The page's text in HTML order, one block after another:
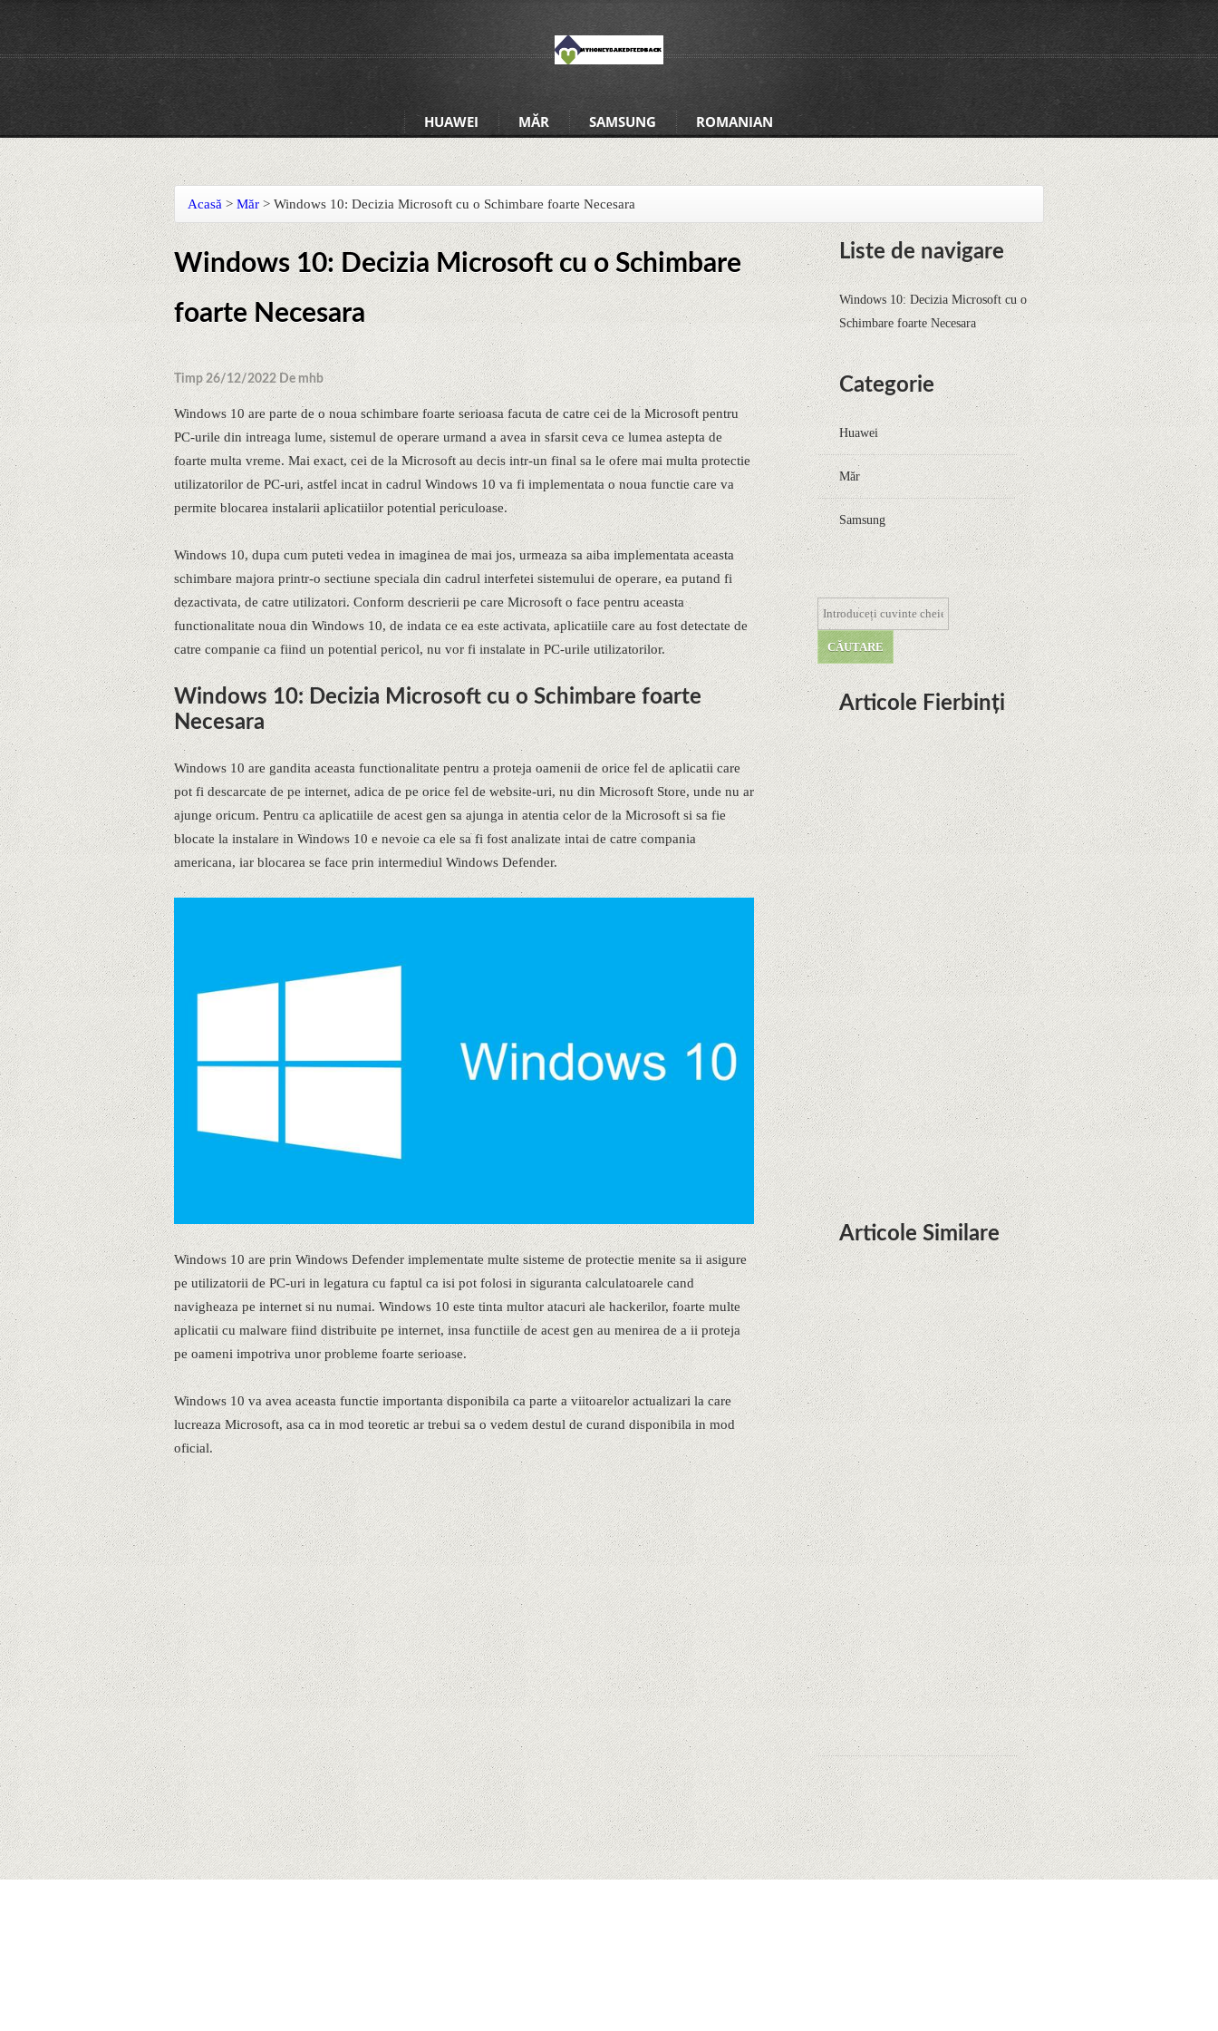
HUAWEI MĂR SAMSUNG ROMANIAN
Acasă > Măr > Windows 10: Decizia Microsoft cu o Schimbare foarte Necesara
Windows 10: Decizia Microsoft cu o Schimbare
foarte Necesara
Timp 26/12/2022 De mhb
Windows 10 are parte de o noua schimbare foarte serioasa facuta de catre cei de la Microsoft pentru
PC-urile din intreaga lume, sistemul de operare urmand a avea in sfarsit ceva ce lumea astepta de
foarte multa vreme. Mai exact, cei de la Microsoft au decis intr-un final sa le ofere mai multa protectie
utilizatorilor de PC-uri, astfel incat in cadrul Windows 10 va fi implementata o noua functie care va
permite blocarea instalarii aplicatiilor potential periculoase.
Windows 10, dupa cum puteti vedea in imaginea de mai jos, urmeaza sa aiba implementata aceasta
schimbare majora printr-o sectiune speciala din cadrul interfetei sistemului de operare, ea putand fi
dezactivata, de catre utilizatori. Conform descrierii pe care Microsoft o face pentru aceasta
functionalitate noua din Windows 10, de indata ce ea este activata, aplicatiile care au fost detectate de
catre companie ca fiind un potential pericol, nu vor fi instalate in PC-urile utilizatorilor.
Windows 10: Decizia Microsoft cu o Schimbare foarte
Necesara
Windows 10 are gandita aceasta functionalitate pentru a proteja oamenii de orice fel de aplicatii care
pot fi descarcate de pe internet, adica de pe orice fel de website-uri, nu din Microsoft Store, unde nu ar
ajunge oricum. Pentru ca aplicatiile de acest gen sa ajunga in atentia celor de la Microsoft si sa fie
blocate la instalare in Windows 10 e nevoie ca ele sa fi fost analizate intai de catre compania
americana, iar blocarea se face prin intermediul Windows Defender.
Windows 10 are prin Windows Defender implementate multe sisteme de protectie menite sa ii asigure
pe utilizatorii de PC-uri in legatura cu faptul ca isi pot folosi in siguranta calculatoarele cand
navigheaza pe internet si nu numai. Windows 10 este tinta multor atacuri ale hackerilor, foarte multe
aplicatii cu malware fiind distribuite pe internet, insa functiile de acest gen au menirea de a ii proteja
pe oameni impotriva unor probleme foarte serioase.
Windows 10 va avea aceasta functie importanta disponibila ca parte a viitoarelor actualizari la care
lucreaza Microsoft, asa ca in mod teoretic ar trebui sa o vedem destul de curand disponibila in mod
oficial.
Liste de navigare
Windows 10: Decizia Microsoft cu o
Schimbare foarte Necesara
Categorie
Huawei
Măr
Samsung
Articole Fierbinți
Dota Anime venind la Netflix în
această lună de la Legenda Korra
Studio Mir
Curtea Supremă reglementează în
favoarea Google în Oracle Java
Fight
Zvon: aplicațiile Google nu se mai
pot instala pe terminalele Huawei
cu procesoare Kirin
Huawei P50 primeşte o posibilă
dată de lansare şi e mai curând
decât credeam; Are cameră
telephoto cu zoom optic variabil
Articole Similare
Descoperire remarcabilă. Genomul
uman nu mai are secrete
iPhone 12 Mini, bijuteria - TECH
REVIEW
Apple cedează, în sfârșit. Piese de
schimb pentru iPhone și Mac, puse
în vânzare
Rețelele sociale au pierdut deja 10
miliarde de dolari din cauza noilor
reguli Apple privind urmărirea
utilizatorilor